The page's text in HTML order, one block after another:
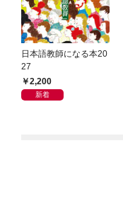
日本語教師になる本20
27
2,200
新着